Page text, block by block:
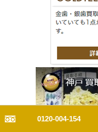
0120-004-154